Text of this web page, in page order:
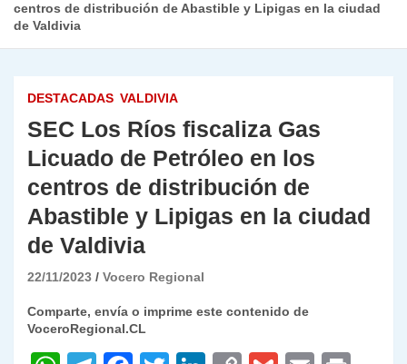
centros de distribución de Abastible y Lipigas en la ciudad
de Valdivia
DESTACADAS VALDIVIA
SEC Los Ríos fiscaliza Gas
Licuado de Petróleo en los
centros de distribución de
Abastible y Lipigas en la ciudad
de Valdivia
22/11/2023 Vocero Regional
Comparte, envía o imprime este contenido de
VoceroRegional.CL